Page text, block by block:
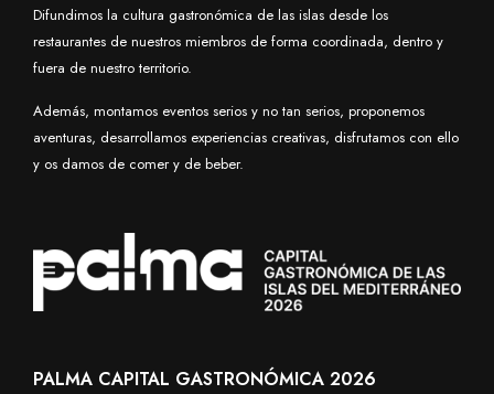
Difundimos la cultura gastronómica de las islas desde los
restaurantes de nuestros miembros de forma coordinada, dentro y
fuera de nuestro territorio.
Además, montamos eventos serios y no tan serios, proponemos
aventuras, desarrollamos experiencias creativas, disfrutamos con ello
y os damos de comer y de beber.
PALMA CAPITAL GASTRONÓMICA 2026